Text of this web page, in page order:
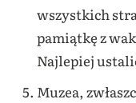
wszystkich
pamiątkę z
Najlepiej
Muzea,